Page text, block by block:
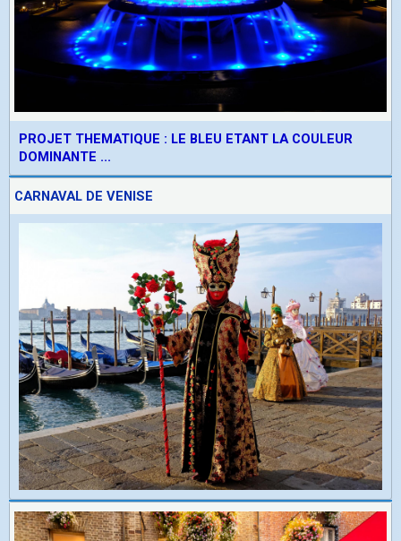
PROJET THEMATIQUE : LE BLEU ETANT LA COULEUR
DOMINANTE ...
CARNAVAL DE VENISE